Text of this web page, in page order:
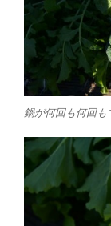
鍋が何回も何回も